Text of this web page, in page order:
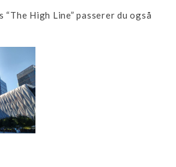
“The High Line” passerer du også